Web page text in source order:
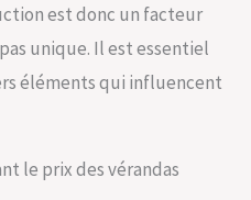
est donc un facteur
unique. Il est essentiel
éléments qui influencent
le prix des vérandas